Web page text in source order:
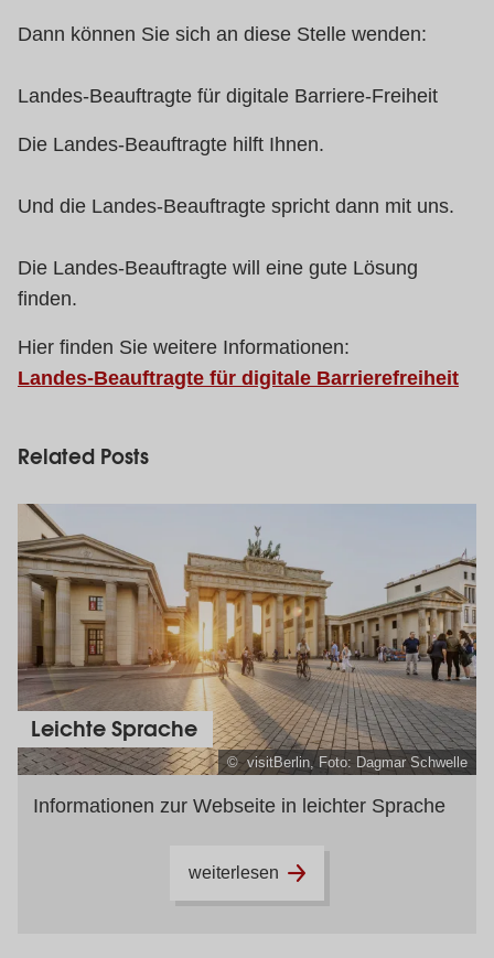
Dann können Sie sich an diese Stelle wenden:
Landes-Beauftragte für digitale Barriere-Freiheit
Die Landes-Beauftragte hilft Ihnen.
Und die Landes-Beauftragte spricht dann mit uns.
Die Landes-Beauftragte will eine gute Lösung
finden.
Hier finden Sie weitere Informationen:
Landes-Beauftragte für digitale Barrierefreiheit
Related Posts
© visitBerlin, Foto: Dagmar Schwelle
Leichte Sprache
Informationen zur Webseite in leichter Sprache
weiterlesen